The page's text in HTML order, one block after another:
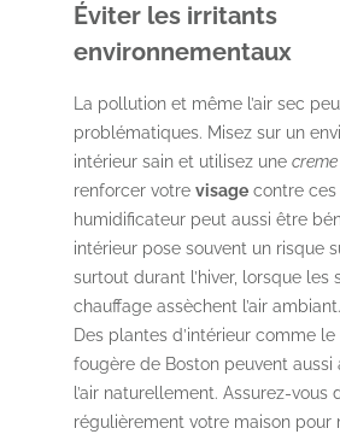
Éviter les irritants
environnementaux
La pollution et même l’air sec
problématiques. Misez sur un
intérieur sain et utilisez une
renforcer votre visagecontre ces
humidificateur peut aussi être
intérieur pose souvent un risque
surtout durant l’hiver, lorsque les
chauffage assèchent l’air ambiant.
Des plantes d’intérieur comme
fougère de Boston peuvent aussi
l’air naturellement. Assurez-vous
régulièrement votre maison pour